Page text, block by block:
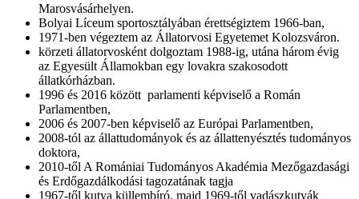
Marosvásárhelyen.
Bolyai Líceum sportosztályában érettségiztem 1966-ban,
1971-ben végeztem az Állatorvosi Egyetemet Kolozsváron.
körzeti állatorvosként dolgoztam 1988-ig, utána három évig
az Egyesült Államokban egy lovakra szakosodott
állatkórházban.
1996 és 2016 között parlamenti képviselő a Román
Parlamentben,
2006 és 2007-ben képviselő az Európai Parlamentben,
2008-tól az állattudományok és az állattenyésztés tudományos
doktora,
2010-től A Romániai Tudományos Akadémia Mezőgazdasági
és Erdőgazdálkodási tagozatának tagja
1967-től kutya küllembíró, majd 1969-től vadászkutyák